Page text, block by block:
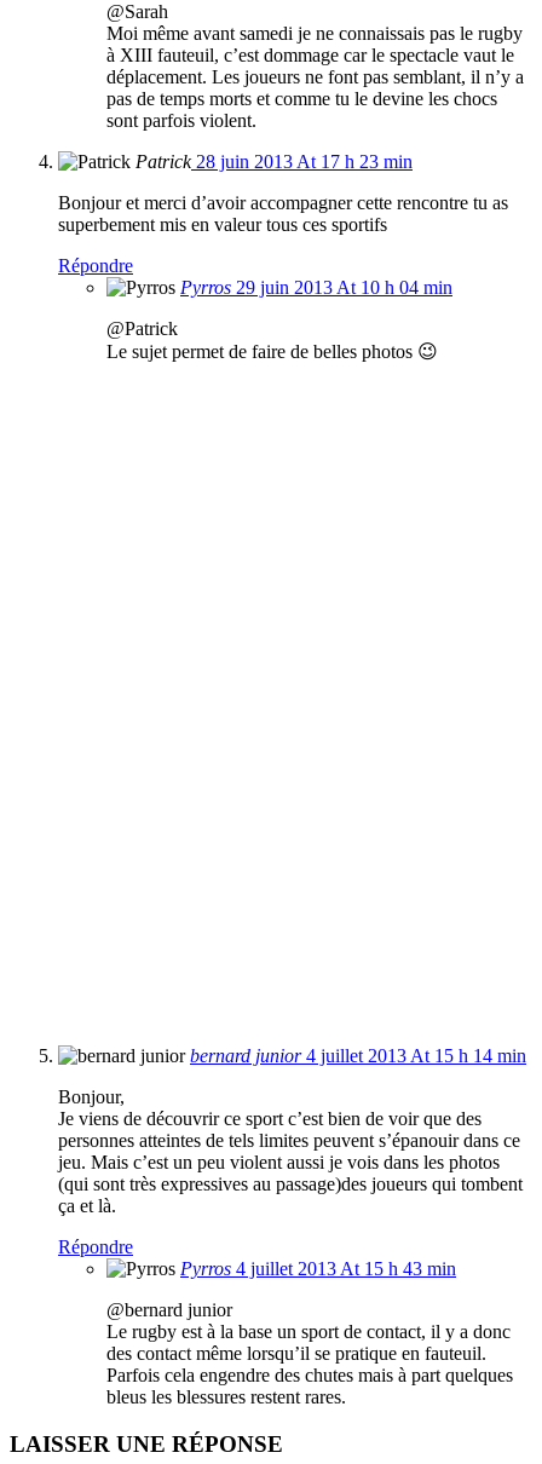
@Sarah
Moi même avant samedi je ne connaissais pas le rugby
à XIII fauteuil, c’est dommage car le spectacle vaut le
déplacement. Les joueurs ne font pas semblant, il n’y a
pas de temps morts et comme tu le devine les chocs
sont parfois violent.
Patrick 28 juin 2013 At 17 h 23 min
Bonjour et merci d’avoir accompagner cette rencontre tu as
superbement mis en valeur tous ces sportifs
Répondre
Pyrros 29 juin 2013 At 10 h 04 min
@Patrick
Le sujet permet de faire de belles photos 😉
bernard junior 4 juillet 2013 At 15 h 14 min
Bonjour,
Je viens de découvrir ce sport c’est bien de voir que des
personnes atteintes de tels limites peuvent s’épanouir dans ce
jeu. Mais c’est un peu violent aussi je vois dans les photos
(qui sont très expressives au passage)des joueurs qui tombent
ça et là.
Répondre
Pyrros 4 juillet 2013 At 15 h 43 min
@bernard junior
Le rugby est à la base un sport de contact, il y a donc
des contact même lorsqu’il se pratique en fauteuil.
Parfois cela engendre des chutes mais à part quelques
bleus les blessures restent rares.
LAISSER UNE RÉPONSE